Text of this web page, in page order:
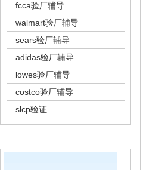
fcca验厂辅导
walmart验厂辅导
sears验厂辅导
adidas验厂辅导
lowes验厂辅导
costco验厂辅导
slcp验证